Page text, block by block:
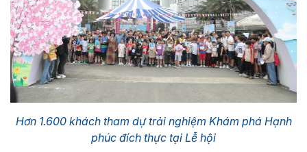
Hơn 1.600 khách tham dự trải nghiệm Khám phá Hạnh
phúc đích thực tại Lễ hội